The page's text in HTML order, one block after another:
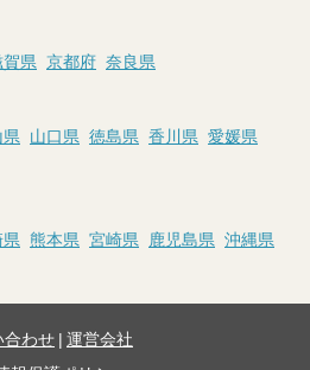
県 京都府 奈良県
山口県 徳島県 香川県 愛媛県
熊本県 宮崎県 鹿児島県 沖縄県
合わせ | 運営会社